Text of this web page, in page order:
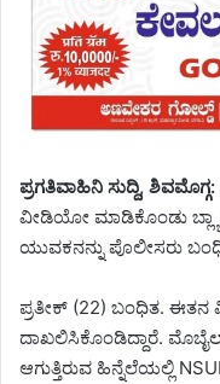
ಪ್ರಗತಿವಾಹಿನಿ ಸುದ್ದಿ, ಶಿವಮೊಗ್ಗ:
ವೀಡಿಯೋ ಮಾಡಿಕೊಂಡು
ಯುವಕನನ್ನು ಪೊಲೀಸರು
ಪ್ರತೀಕ್ (22) ಬಂಧಿತ. ಈತನ
ದಾಖಲಿಸಿಕೊಂಡಿದ್ದಾರೆ.
ಆಗುತ್ತಿರುವ ಹಿನ್ನೆಲೆಯಲ್ಲಿ